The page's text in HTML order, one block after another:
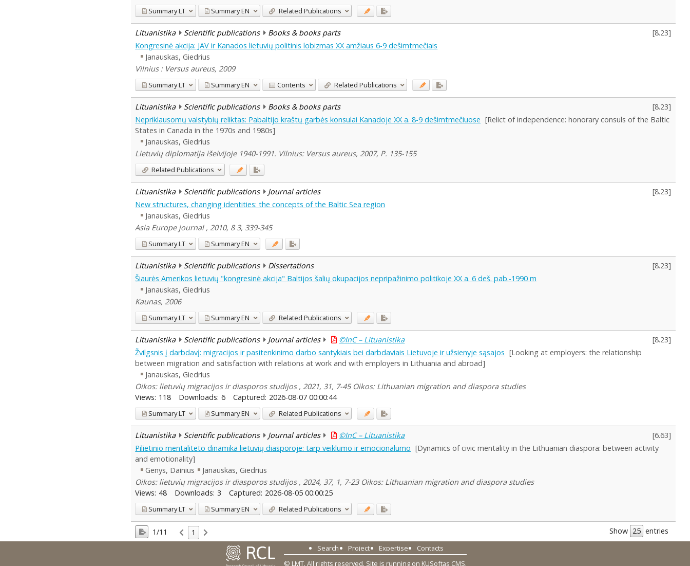
SummaryLT SummaryEN Related Publications
Lituanistika Scientific publications Books & books parts [8.23]
Kongresinė akcija: JAV ir Kanados lietuvių politinis lobizmas XX amžiaus 6-9 dešimtmečiais
Janauskas, Giedrius
Vilnius : Versus aureus, 2009
SummaryLT SummaryEN Contents Related Publications
Lituanistika Scientific publications Books & books parts [8.23]
Nepriklausomų valstybių reliktas: Pabaltijo kraštų garbės konsulai Kanadoje XX a. 8-9 dešimtmečiuose [Relict of independence: honorary consuls of the Baltic
States in Canada in the 1970s and 1980s]
Janauskas, Giedrius
Lietuvių diplomatija išeivijoje 1940-1991. Vilnius: Versus aureus, 2007, P. 135-155
Related Publications
Lituanistika Scientific publications Journal articles [8.23]
New structures, changing identities: the concepts of the Baltic Sea region
Janauskas, Giedrius
Asia Europe journal , 2010, 8 3, 339-345
SummaryLT SummaryEN
Lituanistika Scientific publications Dissertations [8.23]
Šiaurės Amerikos lietuvių "kongresinė akcija" Baltijos šalių okupacijos nepripažinimo politikoje XX a. 6 deš. pab.-1990 m
Janauskas, Giedrius
Kaunas, 2006
SummaryLT SummaryEN Related Publications
Lituanistika Scientific publications Journal articles ©InC – Lituanistika [8.23]
Žvilgsnis į darbdavį: migracijos ir pasitenkinimo darbo santykiais bei darbdaviais Lietuvoje ir užsienyje sąsajos [Looking at employers: the relationship
between migration and satisfaction with relations at work and with employers in Lithuania and abroad]
Janauskas, Giedrius
Oikos: lietuvių migracijos ir diasporos studijos , 2021, 31, 7-45 Oikos: Lithuanian migration and diaspora studies
Views: 118 Downloads: 6 Captured: 2026-08-07 00:00:44
SummaryLT SummaryEN Related Publications
Lituanistika Scientific publications Journal articles ©InC – Lituanistika [6.63]
Pilietinio mentaliteto dinamika lietuvių diasporoje: tarp veiklumo ir emocionalumo [Dynamics of civic mentality in the Lithuanian diaspora: between activity
and emotionality]
Genys, Dainius
Janauskas, Giedrius
Oikos: lietuvių migracijos ir diasporos studijos , 2024, 37, 1, 7-23 Oikos: Lithuanian migration and diaspora studies
Views: 48 Downloads: 3 Captured: 2026-08-05 00:00:25
SummaryLT SummaryEN Related Publications
1/11 1 Show entries
Search Project Expertise
Contacts
© LMT. All rights reserved. Site is running on KUSoftas CMS.